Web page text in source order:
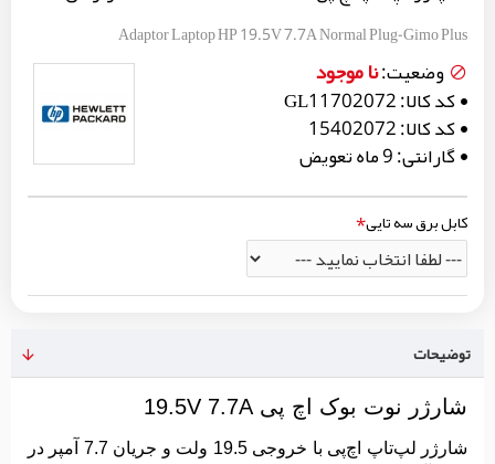
Adaptor Laptop HP 19.5V 7.7A Normal Plug-Gimo Plus
وضعیت:نا موجود
کد کالا:GL11702072
کد کالا:15402072
گارانتی:9 ماه تعویض
کابل برق سه تایی
توضیحات
شارژر نوت بوک اچ پی 19.5V 7.7A
شارژر لپ‌تاپ اچ‌پی با خروجی 19.5 ولت و جریان 7.7 آمپر در